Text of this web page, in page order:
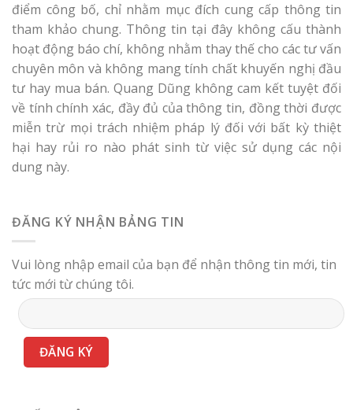
điểm công bố, chỉ nhằm mục đích cung cấp thông tin
tham khảo chung. Thông tin tại đây không cấu thành
hoạt động báo chí, không nhằm thay thế cho các tư vấn
chuyên môn và không mang tính chất khuyến nghị đầu
tư hay mua bán. Quang Dũng không cam kết tuyệt đối
về tính chính xác, đầy đủ của thông tin, đồng thời được
miễn trừ mọi trách nhiệm pháp lý đối với bất kỳ thiệt
hại hay rủi ro nào phát sinh từ việc sử dụng các nội
dung này.
ĐĂNG KÝ NHẬN BẢNG TIN
Vui lòng nhập email của bạn để nhận thông tin mới, tin
tức mới từ chúng tôi.